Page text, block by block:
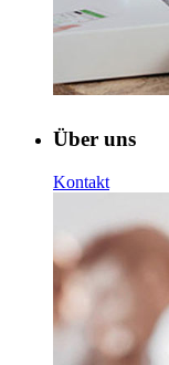
Über uns
Kontakt